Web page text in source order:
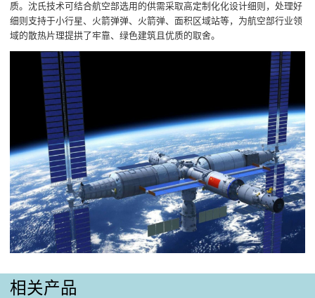
质。沈氏技术可结合航空部选用的供需采取高定制化化设计细则，处理好
细则支持于小行星、火箭弹弹、火箭弹、面积区域站等，为航空部行业领
域的散热片理提拱了牢靠、绿色建筑且优质的取舍。
相关产品